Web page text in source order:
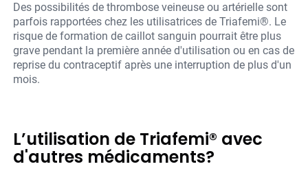
Des possibilités de thrombose veineuse ou artérielle sont
parfois rapportées chez les utilisatrices de Triafemi®. Le
risque de formation de caillot sanguin pourrait être plus
grave pendant la première année d'utilisation ou en cas de
reprise du contraceptif après une interruption de plus d'un
mois.
L’utilisation de Triafemi® avec
d'autres médicaments?